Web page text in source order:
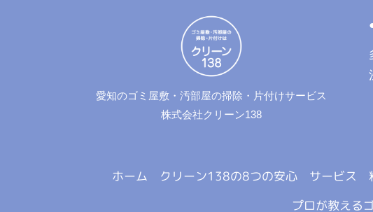
愛知のゴミ屋敷・汚部屋の掃除・片付けサービス
株式会社クリーン138
ホーム クリーン138の8つの安心 サービス
プロが教える